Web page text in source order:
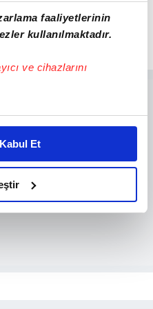
faaliyetlerinin
kullanılmaktadır.
ve cihazlarını
sizlere özel
Bunu yaparken
deneyimi sunmak
sunabilmek adına
ve bu noktada,
noktasında tek gelir
Et